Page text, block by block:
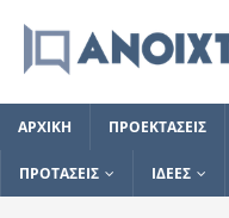
ΑΡΧΙΚΗ ΠΡΟΕΚΤΑΣΕΙΣ
ΠΡΟΤΑΣΕΙΣ ΙΔΕΕΣ